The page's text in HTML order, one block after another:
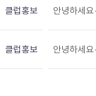
클럽홍보 안녕하세
클럽홍보 안녕하세